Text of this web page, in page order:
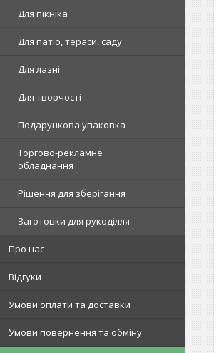
Для пікніка
Для патіо, тераси, саду
Для лазні
Для творчості
Подарункова упаковка
Торгово-рекламне
обладнання
Рішення для зберігання
Заготовки для рукоділля
Про нас
Відгуки
Умови оплати та доставки
Умови повернення та обміну